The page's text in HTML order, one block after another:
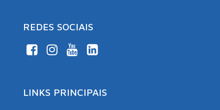
REDES SOCIAIS
LINKS PRINCIPAIS